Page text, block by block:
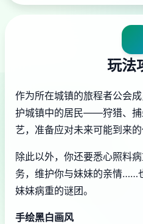
玩法
作为所在城镇的旅程者公会
护城镇中的居民——狩猎、捕
艺，准备应对未来可能到来的
除此以外，你还要悉心照料
务，维护你与妹妹的亲情……
妹妹病重的谜团。
手绘黑白画风